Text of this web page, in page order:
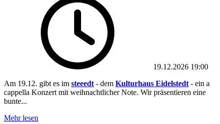
19.12.2026 19:00
Am 19.12. gibt es im steeedt - dem Kulturhaus Eidelstedt - ein a
cappella Konzert mit weihnachtlicher Note. Wir präsentieren eine
bunte...
Mehr lesen